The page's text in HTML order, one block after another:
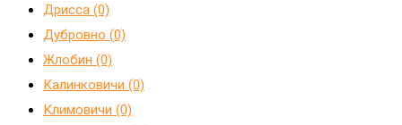
Дрисса (0)
Дубровно (0)
Жлобин (0)
Калинковичи (0)
Климовичи (0)